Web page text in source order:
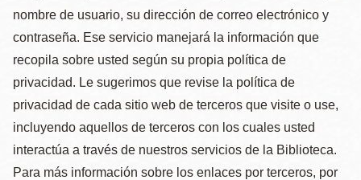
nombre de usuario, su dirección de correo electrónico y
contraseña. Ese servicio manejará la información que
recopila sobre usted según su propia política de
privacidad. Le sugerimos que revise la política de
privacidad de cada sitio web de terceros que visite o use,
incluyendo aquellos de terceros con los cuales usted
interactúa a través de nuestros servicios de la Biblioteca.
Para más información sobre los enlaces por terceros, por